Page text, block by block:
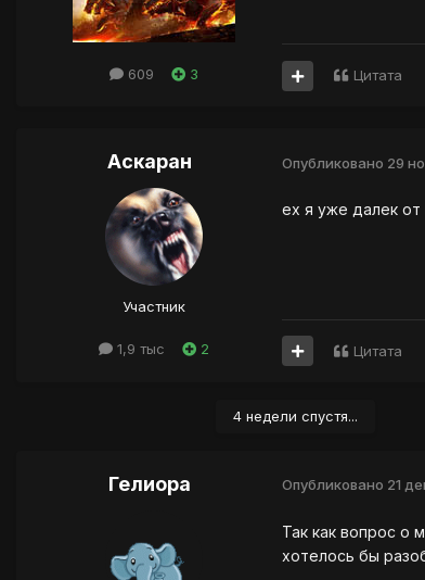
609 3 Цитата
Аскаран
Участник
1,9 тыс 2
Опубликовано 29
ех я уже далек
Цитата
4 недели спустя...
Гелиора Опубликовано 21
Так как вопрос о
хотелось бы